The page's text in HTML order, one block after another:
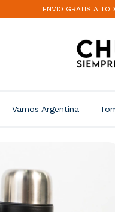
ENVIO GRATIS A
Vamos Argentina